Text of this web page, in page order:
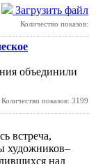
Загрузить файл
Количество показов:
объединили
Количество показов: 3199
встреча,
художников–
над